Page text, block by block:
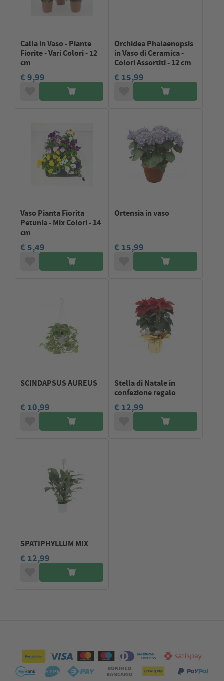
Calla in Vaso - Piante
Fiorite - Vari Colori - 12
cm
€ 9,99
Orchidea Phalaenopsis
in Vaso di Ceramica -
Colori Assortiti - 12 cm
€ 15,99
Vaso Pianta Fiorita
Petunia - Mix Colori - 14
cm
€ 5,49
Ortensia in vaso
€ 15,99
SCINDAPSUS AUREUS
€ 10,99
Stella di Natale in
confezione regalo
€ 12,99
SPATIPHYLLUM MIX
€ 12,99